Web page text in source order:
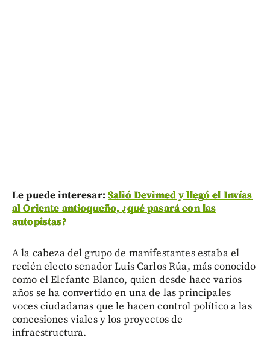
Le puede interesar: Salió Devimed y llegó el Invías
al Oriente antioqueño, ¿qué pasará con las
autopistas?
A la cabeza del grupo de manifestantes estaba el
recién electo senador Luis Carlos Rúa, más conocido
como el Elefante Blanco, quien desde hace varios
años se ha convertido en una de las principales
voces ciudadanas que le hacen control político a las
concesiones viales y los proyectos de
infraestructura.